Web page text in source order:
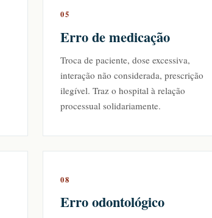
05
Erro de medicação
Troca de paciente, dose excessiva,
interação não considerada, prescrição
ilegível. Traz o hospital à relação
processual solidariamente.
08
Erro odontológico